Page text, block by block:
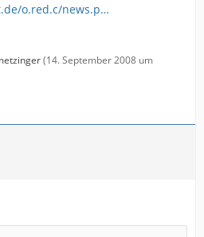
o.red.c/news.p…
(14. September 2008 um